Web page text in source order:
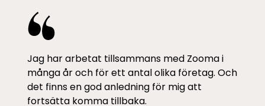
Jag har arbetat tillsammans med Zooma i
många år och för ett antal olika företag. Och
det finns en god anledning för mig att
fortsätta komma tillbaka.